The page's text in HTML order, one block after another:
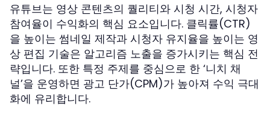
유튜브는 영상 콘텐츠의 퀄리티와 시청 시간, 시청자
참여율이 수익화의 핵심 요소입니다. 클릭률(CTR)
을 높이는 썸네일 제작과 시청자 유지율을 높이는 영
상 편집 기술은 알고리즘 노출을 증가시키는 핵심 전
략입니다. 또한 특정 주제를 중심으로 한 ‘니치 채
널’을 운영하면 광고 단가(CPM)가 높아져 수익 극대
화에 유리합니다.